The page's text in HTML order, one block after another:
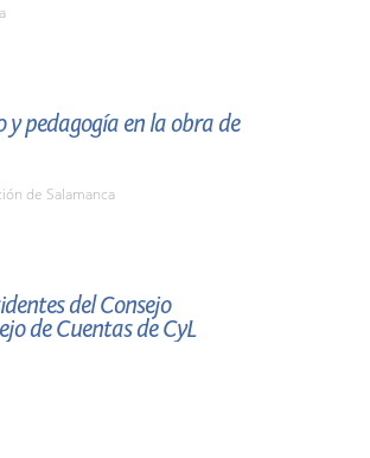
pedagogía en la obra de
de Salamanca
del Consejo
de Cuentas de CyL